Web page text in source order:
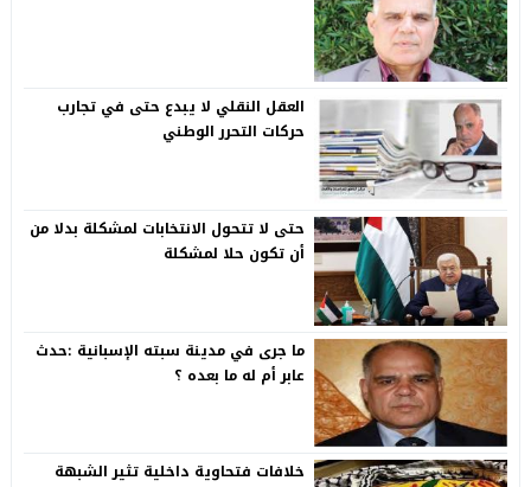
العقل النقلي لا يبدع حتى في تجارب
حركات التحرر الوطني
حتى لا تتحول الانتخابات لمشكلة بدلا من
أن تكون حلا لمشكلة
ما جرى في مدينة سبته الإسبانية :حدث
عابر أم له ما بعده ؟
خلافات فتحاوية داخلية تثير الشبهة